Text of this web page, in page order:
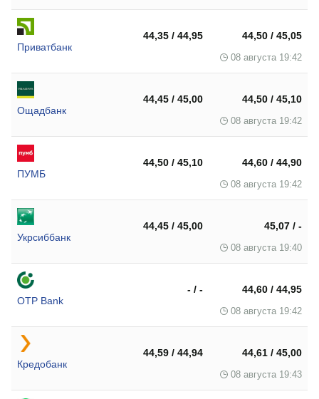
Приватбанк
44,35 / 44,95 44,50 / 45,05
08 августа 19:42
Ощадбанк
44,45 / 45,00 44,50 / 45,10
08 августа 19:42
ПУМБ
44,50 / 45,10 44,60 / 44,90
08 августа 19:42
Укрсиббанк
44,45 / 45,00 45,07 / -
08 августа 19:40
OTP Bank
- / - 44,60 / 44,95
08 августа 19:42
Кредобанк
44,59 / 44,94 44,61 / 45,00
08 августа 19:43